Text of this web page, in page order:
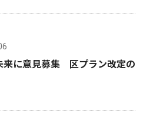
来に意見募集 区プラン改定の